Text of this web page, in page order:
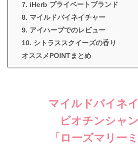
7. iHerb プライベートブランド
8. マイルドバイネイチャー
9. アイハーブでのレビュー
10. シトラススクイーズの香り
オススメPOINTまとめ
マイルドバイネ
ビオチンシャ
「ローズマリー